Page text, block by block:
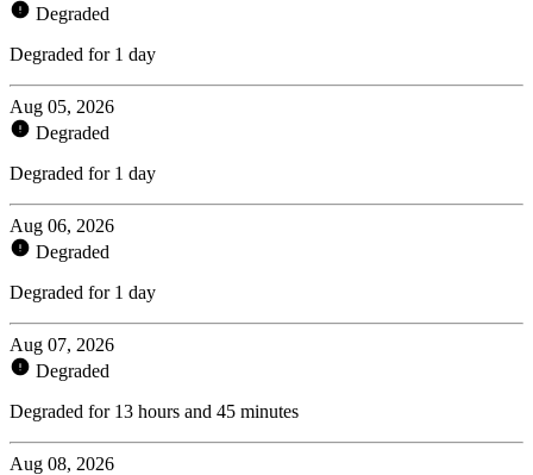
Degraded
Degraded for 1 day
Aug 05, 2026
Degraded
Degraded for 1 day
Aug 06, 2026
Degraded
Degraded for 1 day
Aug 07, 2026
Degraded
Degraded for 13 hours and 45 minutes
Aug 08, 2026